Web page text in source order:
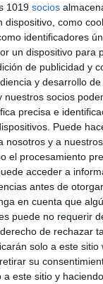
1019 socios
dispositivo, como
identificadores
un dispositivo para
de publicidad y
y desarrollo de
nuestros socios
precisa e
Puede
nosotros y a
el procesamiento
acceder a
antes de
en cuenta que
puede no requerir
de rechazar
solo a este sitio
su
a este sitio y